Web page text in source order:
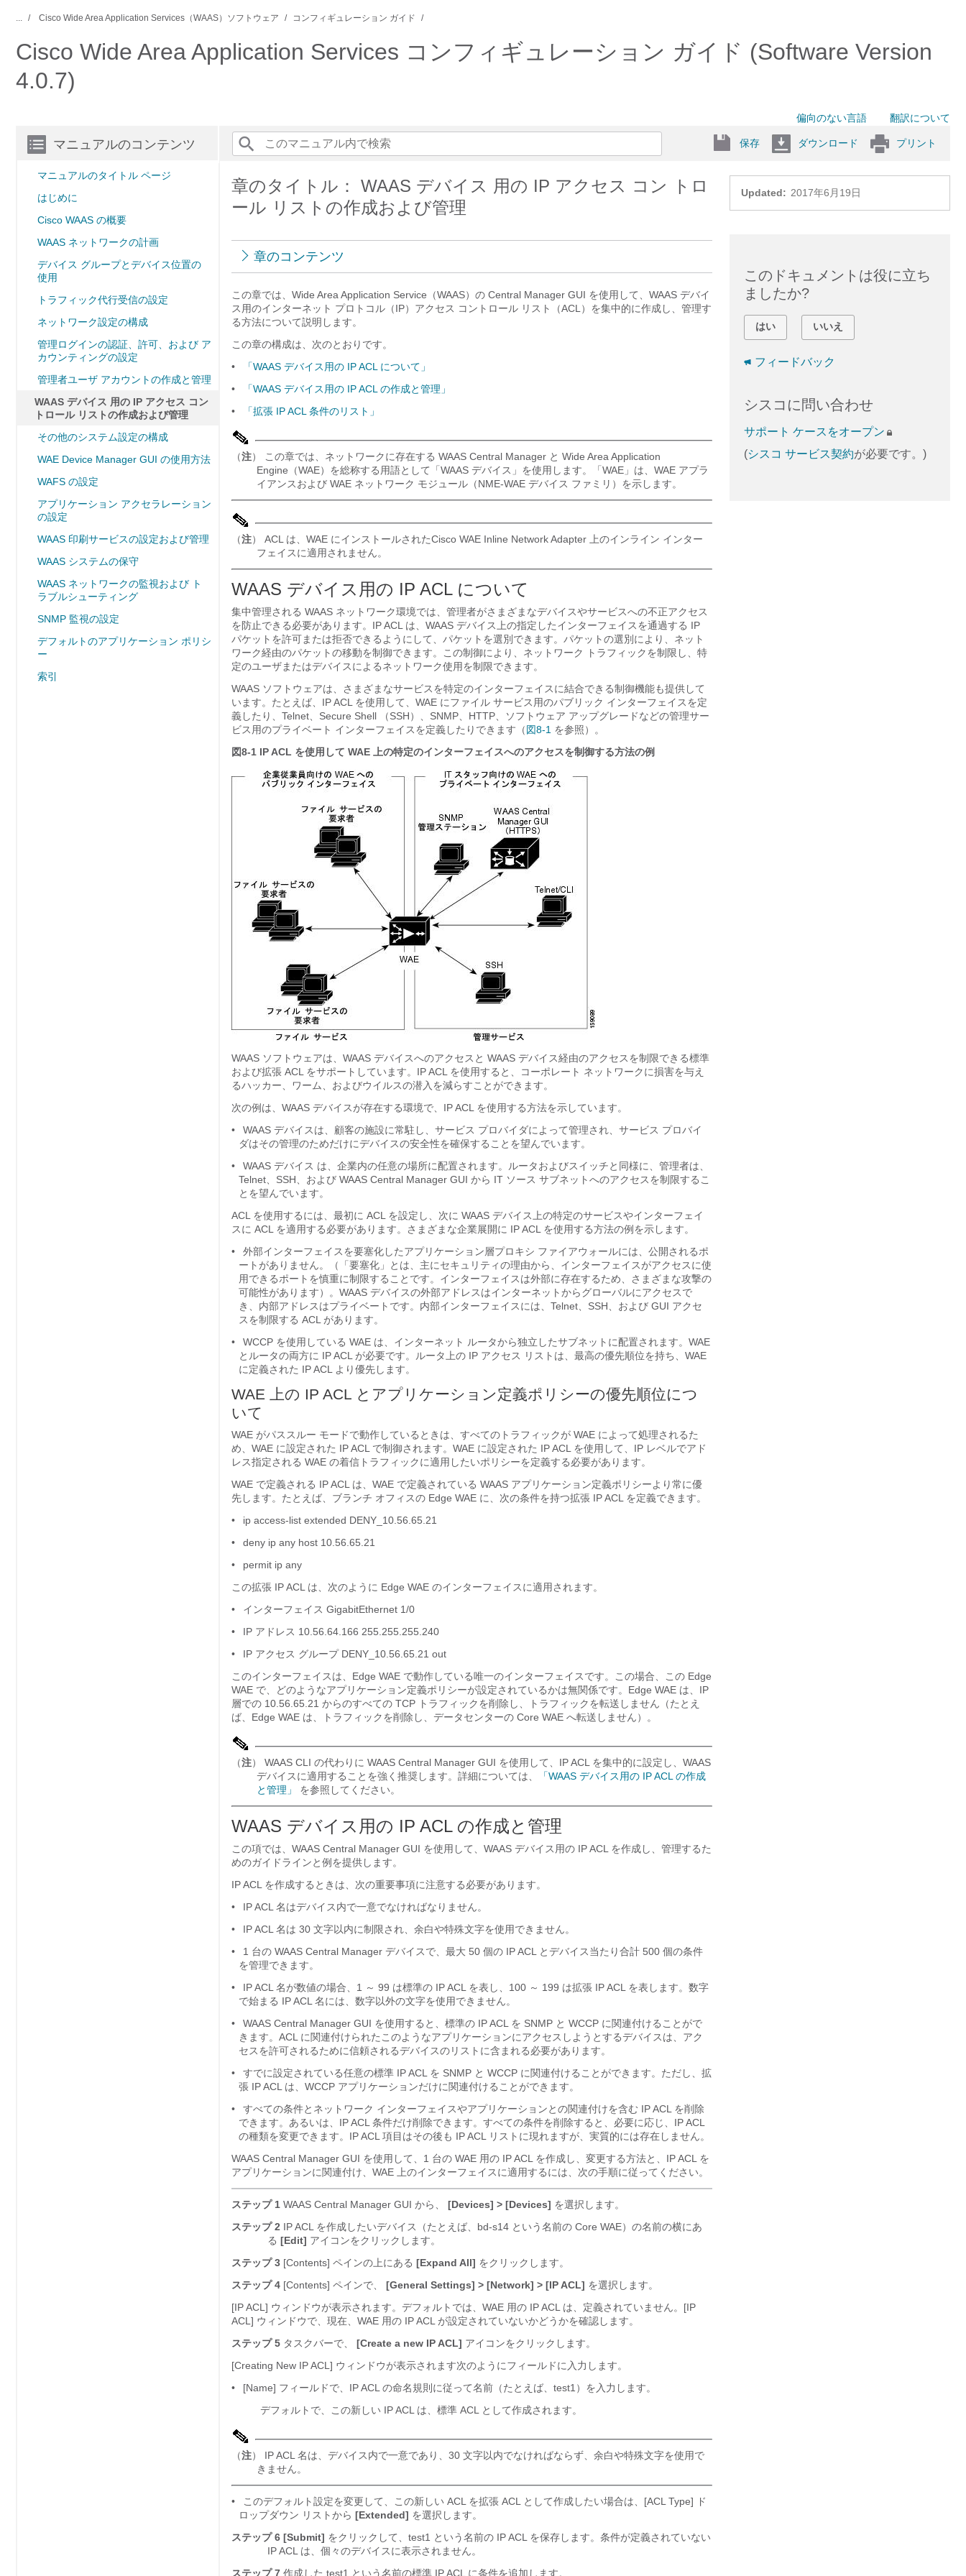
... Cisco Wide Area Application Services（WAAS）ソフトウェア コンフィギュレーション ガイド
Cisco Wide Area Application Services コンフィギュレーション ガイド (Software Version
4.0.7)
偏向のない言語 翻訳について
マニュアルのコンテンツ
マニュアルのタイトル ページ
はじめに
Cisco WAAS の概要
WAAS ネットワークの計画
デバイス グループとデバイス位置の
使用
トラフィック代行受信の設定
ネットワーク設定の構成
管理ログインの認証、許可、および ア
カウンティングの設定
管理者ユーザ アカウントの作成と管理
WAAS デバイス 用の IP アクセス コン
トロール リストの作成および管理
その他のシステム設定の構成
WAE Device Manager GUI の使用方法
WAFS の設定
アプリケーション アクセラレーション
の設定
WAAS 印刷サービスの設定および管理
WAAS システムの保守
WAAS ネットワークの監視および ト
ラブルシューティング
SNMP 監視の設定
デフォルトのアプリケーション ポリシ
ー
索引
保存 ダウンロード プリント
Updated: 2017年6月19日
章のタイトル： WAAS デバイス 用の IP アクセス コン トロ
ール リストの作成および管理
章のコンテンツ
この章では、Wide Area Application Service（WAAS）の Central Manager GUI を使用して、WAAS デバイ
ス用のインターネット プロトコル（IP）アクセス コントロール リスト（ACL）を集中的に作成し、管理す
る方法について説明します。
この章の構成は、次のとおりです。
•
「WAAS デバイス用の IP ACL について」
•
「WAAS デバイス用の IP ACL の作成と管理」
•
「拡張 IP ACL 条件のリスト」
（注） この章では、ネットワークに存在する WAAS Central Manager と Wide Area Application
Engine（WAE）を総称する用語として「WAAS デバイス」を使用します。「WAE」は、WAE アプラ
イアンスおよび WAE ネットワーク モジュール（NME-WAE デバイス ファミリ）を示します。
（注） ACL は、WAE にインストールされたCisco WAE Inline Network Adapter 上のインライン インター
フェイスに適用されません。
WAAS デバイス用の IP ACL について
集中管理される WAAS ネットワーク環境では、管理者がさまざまなデバイスやサービスへの不正アクセス
を防止できる必要があります。IP ACL は、WAAS デバイス上の指定したインターフェイスを通過する IP
パケットを許可または拒否できるようにして、パケットを選別できます。パケットの選別により、ネット
ワーク経由のパケットの移動を制御できます。この制御により、ネットワーク トラフィックを制限し、特
定のユーザまたはデバイスによるネットワーク使用を制限できます。
WAAS ソフトウェアは、さまざまなサービスを特定のインターフェイスに結合できる制御機能も提供して
います。たとえば、IP ACL を使用して、WAE にファイル サービス用のパブリック インターフェイスを定
義したり、Telnet、Secure Shell （SSH）、SNMP、HTTP、ソフトウェア アップグレードなどの管理サー
ビス用のプライベート インターフェイスを定義したりできます（図8-1 を参照）。
図8-1 IP ACL を使用して WAE 上の特定のインターフェイスへのアクセスを制御する方法の例
WAAS ソフトウェアは、WAAS デバイスへのアクセスと WAAS デバイス経由のアクセスを制限できる標準
および拡張 ACL をサポートしています。IP ACL を使用すると、コーポレート ネットワークに損害を与え
るハッカー、ワーム、およびウイルスの潜入を減らすことができます。
次の例は、WAAS デバイスが存在する環境で、IP ACL を使用する方法を示しています。
•
WAAS デバイスは、顧客の施設に常駐し、サービス プロバイダによって管理され、サービス プロバイ
ダはその管理のためだけにデバイスの安全性を確保することを望んでいます。
•
WAAS デバイス は、企業内の任意の場所に配置されます。ルータおよびスイッチと同様に、管理者は、
Telnet、SSH、および WAAS Central Manager GUI から IT ソース サブネットへのアクセスを制限するこ
とを望んでいます。
ACL を使用するには、最初に ACL を設定し、次に WAAS デバイス上の特定のサービスやインターフェイ
スに ACL を適用する必要があります。さまざまな企業展開に IP ACL を使用する方法の例を示します。
•
外部インターフェイスを要塞化したアプリケーション層プロキシ ファイアウォールには、公開されるポ
ートがありません。（「要塞化」とは、主にセキュリティの理由から、インターフェイスがアクセスに使
用できるポートを慎重に制限することです。インターフェイスは外部に存在するため、さまざまな攻撃の
可能性があります）。WAAS デバイスの外部アドレスはインターネットからグローバルにアクセスで
き、内部アドレスはプライベートです。内部インターフェイスには、Telnet、SSH、および GUI アクセ
スを制限する ACL があります。
•
WCCP を使用している WAE は、インターネット ルータから独立したサブネットに配置されます。WAE
とルータの両方に IP ACL が必要です。ルータ上の IP アクセス リストは、最高の優先順位を持ち、WAE
に定義された IP ACL より優先します。
WAE 上の IP ACL とアプリケーション定義ポリシーの優先順位につ
いて
WAE がパススルー モードで動作しているときは、すべてのトラフィックが WAE によって処理されるた
め、WAE に設定された IP ACL で制御されます。WAE に設定された IP ACL を使用して、IP レベルでアド
レス指定される WAE の着信トラフィックに適用したいポリシーを定義する必要があります。
WAE で定義される IP ACL は、WAE で定義されている WAAS アプリケーション定義ポリシーより常に優
先します。たとえば、ブランチ オフィスの Edge WAE に、次の条件を持つ拡張 IP ACL を定義できます。
•
ip access-list extended DENY_10.56.65.21
•
deny ip any host 10.56.65.21
•
permit ip any
この拡張 IP ACL は、次のように Edge WAE のインターフェイスに適用されます。
•
インターフェイス GigabitEthernet 1/0
•
IP アドレス 10.56.64.166 255.255.255.240
•
IP アクセス グループ DENY_10.56.65.21 out
このインターフェイスは、Edge WAE で動作している唯一のインターフェイスです。この場合、この Edge
WAE で、どのようなアプリケーション定義ポリシーが設定されているかは無関係です。Edge WAE は、IP
層での 10.56.65.21 からのすべての TCP トラフィックを削除し、トラフィックを転送しません（たとえ
ば、Edge WAE は、トラフィックを削除し、データセンターの Core WAE へ転送しません）。
（注） WAAS CLI の代わりに WAAS Central Manager GUI を使用して、IP ACL を集中的に設定し、WAAS
デバイスに適用することを強く推奨します。詳細については、
「WAAS デバイス用の IP ACL の作成
と管理」
を参照してください。
WAAS デバイス用の IP ACL の作成と管理
この項では、WAAS Central Manager GUI を使用して、WAAS デバイス用の IP ACL を作成し、管理するた
めのガイドラインと例を提供します。
IP ACL を作成するときは、次の重要事項に注意する必要があります。
•
IP ACL 名はデバイス内で一意でなければなりません。
•
IP ACL 名は 30 文字以内に制限され、余白や特殊文字を使用できません。
•
1 台の WAAS Central Manager デバイスで、最大 50 個の IP ACL とデバイス当たり合計 500 個の条件
を管理できます。
•
IP ACL 名が数値の場合、1 ～ 99 は標準の IP ACL を表し、100 ～ 199 は拡張 IP ACL を表します。数字
で始まる IP ACL 名には、数字以外の文字を使用できません。
•
WAAS Central Manager GUI を使用すると、標準の IP ACL を SNMP と WCCP に関連付けることがで
きます。ACL に関連付けられたこのようなアプリケーションにアクセスしようとするデバイスは、アク
セスを許可されるために信頼されるデバイスのリストに含まれる必要があります。
•
すでに設定されている任意の標準 IP ACL を SNMP と WCCP に関連付けることができます。ただし、拡
張 IP ACL は、WCCP アプリケーションだけに関連付けることができます。
•
すべての条件とネットワーク インターフェイスやアプリケーションとの関連付けを含む IP ACL を削除
できます。あるいは、IP ACL 条件だけ削除できます。すべての条件を削除すると、必要に応じ、IP ACL
の種類を変更できます。IP ACL 項目はその後も IP ACL リストに現れますが、実質的には存在しません。
WAAS Central Manager GUI を使用して、1 台の WAE 用の IP ACL を作成し、変更する方法と、IP ACL を
アプリケーションに関連付け、WAE 上のインターフェイスに適用するには、次の手順に従ってください。
ステップ 1 WAAS Central Manager GUI から、 [Devices] > [Devices] を選択します。
ステップ 2 IP ACL を作成したいデバイス（たとえば、bd-s14 という名前の Core WAE）の名前の横にあ
る [Edit] アイコンをクリックします。
ステップ 3 [Contents] ペインの上にある [Expand All] をクリックします。
ステップ 4 [Contents] ペインで、 [General Settings] > [Network] > [IP ACL] を選択します。
[IP ACL] ウィンドウが表示されます。デフォルトでは、WAE 用の IP ACL は、定義されていません。[IP
ACL] ウィンドウで、現在、WAE 用の IP ACL が設定されていないかどうかを確認します。
ステップ 5 タスクバーで、 [Create a new IP ACL] アイコンをクリックします。
[Creating New IP ACL] ウィンドウが表示されます次のようにフィールドに入力します。
•
[Name] フィールドで、IP ACL の命名規則に従って名前（たとえば、test1）を入力します。
デフォルトで、この新しい IP ACL は、標準 ACL として作成されます。
（注） IP ACL 名は、デバイス内で一意であり、30 文字以内でなければならず、余白や特殊文字を使用で
きません。
•
このデフォルト設定を変更して、この新しい ACL を拡張 ACL として作成したい場合は、[ACL Type] ド
ロップダウン リストから [Extended] を選択します。
ステップ 6 [Submit] をクリックして、test1 という名前の IP ACL を保存します。条件が定義されていない
IP ACL は、個々のデバイスに表示されません。
ステップ 7 作成した test1 という名前の標準 IP ACL に条件を追加します。
このドキュメントは役に立ち
ましたか?
はい いいえ
フィードバック
シスコに問い合わせ
サポート ケースをオープン
(シスコ サービス契約が必要です。)